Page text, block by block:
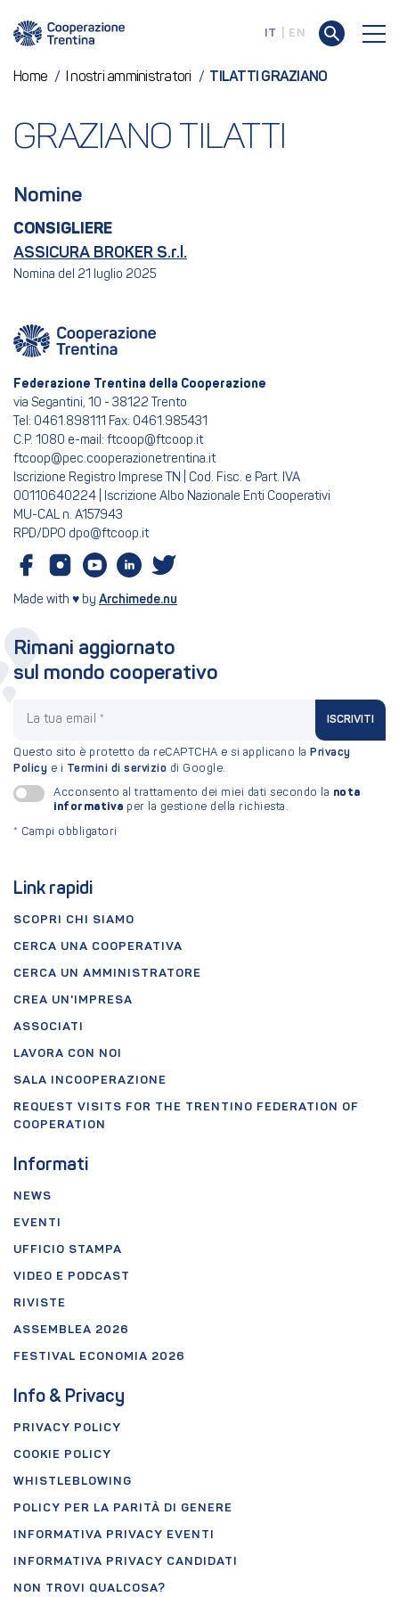
IT EN
Home / I nostri amministratori / TILATTI GRAZIANO
GRAZIANO TILATTI
Nomine
CONSIGLIERE
ASSICURA BROKER S.r.l.
Nomina del 21 luglio 2025
Federazione Trentina della Cooperazione
via Segantini, 10 - 38122 Trento
Tel: 0461.898111 Fax: 0461.985431
C.P. 1080 e-mail: ftcoop@ftcoop.it
ftcoop@pec.cooperazionetrentina.it
Iscrizione Registro Imprese TN | Cod. Fisc. e Part. IVA
00110640224 | Iscrizione Albo Nazionale Enti Cooperativi
MU-CAL n. A157943
RPD/DPO dpo@ftcoop.it
Made with ♥ by Archimede.nu
Link rapidi
SCOPRI CHI SIAMO
CERCA UNA COOPERATIVA
CERCA UN AMMINISTRATORE
CREA UN'IMPRESA
ASSOCIATI
LAVORA CON NOI
SALA INCOOPERAZIONE
REQUEST VISITS FOR THE TRENTINO FEDERATION OF
COOPERATION
Informati
NEWS
EVENTI
UFFICIO STAMPA
VIDEO E PODCAST
RIVISTE
ASSEMBLEA 2026
FESTIVAL ECONOMIA 2026
Info & Privacy
PRIVACY POLICY
COOKIE POLICY
WHISTLEBLOWING
POLICY PER LA PARITÀ DI GENERE
INFORMATIVA PRIVACY EVENTI
INFORMATIVA PRIVACY CANDIDATI
NON TROVI QUALCOSA?
Rimani aggiornato
sul mondo cooperativo
ISCRIVITI
Questo sito è protetto da reCAPTCHA e si applicano la Privacy
Policy e i Termini di servizio di Google.
Acconsento al trattamento dei miei dati secondo la nota
informativa per la gestione della richiesta.
* Campi obbligatori